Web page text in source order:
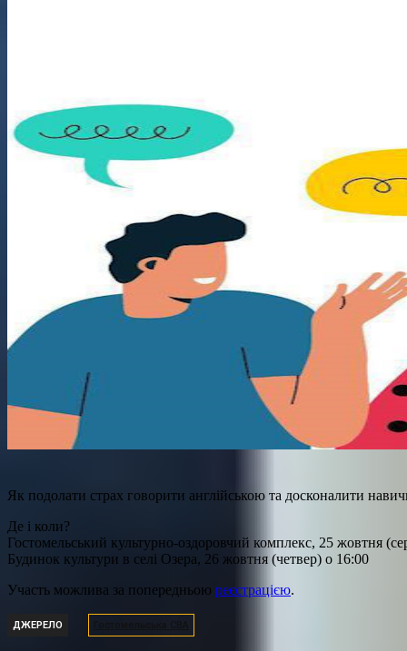
Як подолати страх говорити англійською та досконалити
Де і коли?
Гостомельський культурно-оздоровчий комплекс, 25 жовтня
Будинок культури в селі Озера, 26 жовтня (четвер) о 16:00
Участь можлива за попередньою реєстрацією.
ДЖЕРЕЛО